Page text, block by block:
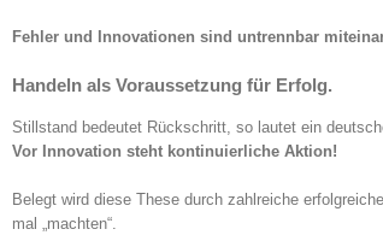
Fehler und Innovationen sind untrennbar
Handeln als Voraussetzung für Erfolg.
Stillstand bedeutet Rückschritt, so lautet ein
Vor Innovation steht kontinuierliche Aktion!
Belegt wird diese These durch zahlreiche
mal „machten“.